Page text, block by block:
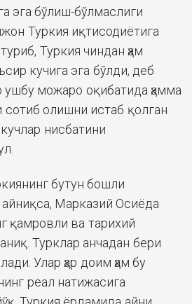
эга бўлиш-бўлмаслиги
Туркия иқтисодиётига
Туркия чиндан ҳам
кучига эга бўлди, деб
ушбу можаро оқибатида ҳамма
сотиб олишни истаб қолган
кучлар нисбатини
бутун бошли
Марказий Осиёда
қамровли ва тарихий
Турклар анчадан бери
Улар ҳар доим ҳам бу
реал натижасига